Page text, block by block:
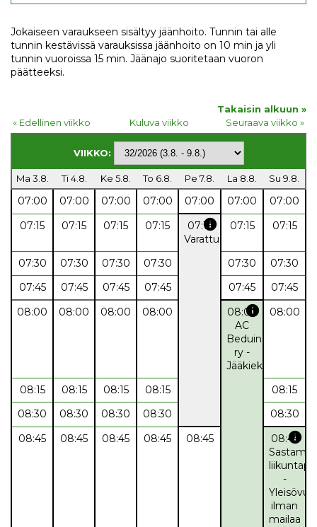
Jokaiseen varaukseen sisältyy jäänhoito. Tunnin tai alle
tunnin kestävissä varauksissa jäänhoito on 10 min ja yli
tunnin vuoroissa 15 min. Jäänajo suoritetaan vuoron
päätteeksi.
Takaisin alkuun »
« Edellinen viikko
Kuluva viikko Seuraava viikko »
VIIKKO:
Ma 3.8. Ti 4.8. Ke 5.8. To 6.8. Pe 7.8. La 8.8. Su 9.8.
07:00 07:00 07:00 07:00 07:00 07:00
07:00
07:15
07:15 07:15 07:15 07:15info
Varattu
07:15 07:15
07:30 07:30 07:30 07:30 07:30
07:30
07:45
07:45 07:45 07:45 07:45
07:45
08:00
08:00 08:00 08:00 08:00
info
AC
Beduins
ry -
Jääkiekko
08:00
08:15 08:15 08:15 08:15
08:15
08:30
08:30 08:30 08:30
08:30
08:45
08:45 08:45 08:45 08:45 08:45info
-
ilman
mailaa